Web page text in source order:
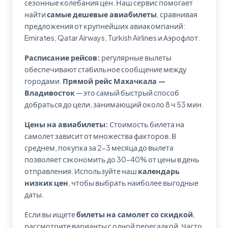
сезонные колебания цен. Наш сервис помогает
найтисамые дешевые авиабилеты , сравнивая
предложения от крупнейших авиакомпаний:
Emirates, Qatar Airways, Turkish Airlines и Аэрофлот.
Расписание рейсов: регулярные вылеты
обеспечивают стабильное сообщение между
городами. Прямой рейс Махачкала —
Владивосток— это самый быстрый способ
добраться до цели, занимающий около 8 ч 53 мин.
Цены на авиабилеты: Стоимость билета на
самолет зависит от множества факторов. В
среднем, покупка за 2-3 месяца до вылета
позволяет сэкономить до 30-40% от цены в день
отправления. Используйте наш календарь
низких цен , чтобы выбрать наиболее выгодные
даты.
Если вы ищетебилеты на самолет со скидкой
рассмотрите варианты с одной пересадкой. Часто